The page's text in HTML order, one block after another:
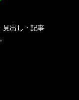
見出し・記事